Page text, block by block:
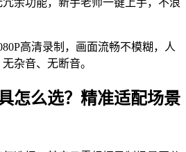
余功能，新手老师一键上手，不浪
高清录制，画面流畅不模糊，人
杂音、无断音。
怎么选？精准适配场景